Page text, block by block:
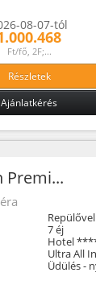
08-07-tól
Ft/fő, 2F;...
Részletek
Ajánlatkérés
Premi...
Repülővel
7 éj
Hotel
Ultra All
Üdülés -